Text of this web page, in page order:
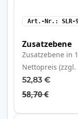
Art.-Nr. SLR-
Zusatzebene
Zusatzebene in
Nettopreis (zzgl.
52,83 €
58,70 €